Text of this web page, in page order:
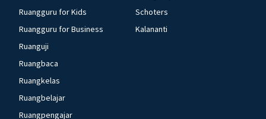
Ruangguru for Kids
Ruangguru for Business
Ruanguji
Ruangbaca
Ruangkelas
Ruangbelajar
Ruangpengajar
Schoters
Kalananti